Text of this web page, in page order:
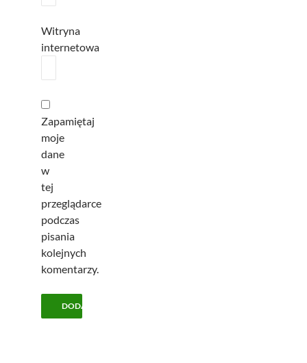
Witryna
internetowa
Zapamiętaj
moje
dane
w
tej
przeglądarce
podczas
pisania
kolejnych
komentarzy.